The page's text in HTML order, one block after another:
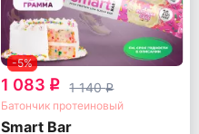
-5%
1 083 q 1 140q
Батончик протеиновый
Smart Bar